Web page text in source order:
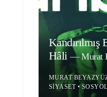
Hâli—Murat
MURAT
SIYASET•